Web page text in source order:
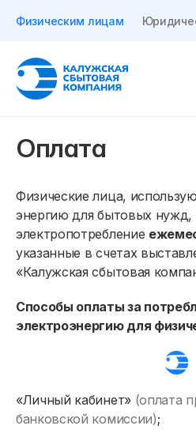
Физическим лицам
Оплата
Физические лица,
энергию для бытовых нужд,
электропотребление
указанные в счетах
«Калужская сбытовая
Способы оплаты за
электроэнергию для
«Личный кабинет» (оплата
банковской комиссии);